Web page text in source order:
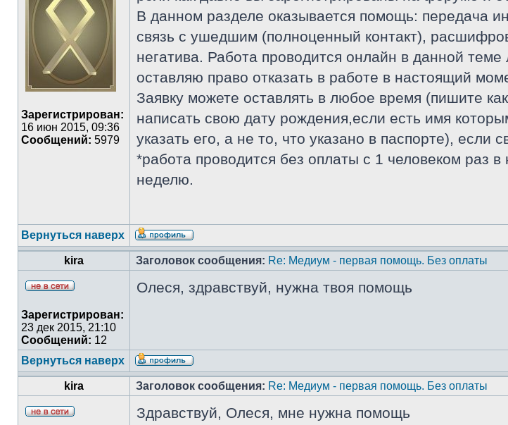
Зарегистрирован:
16 июн 2015, 09:36
Сообщений: 5979
В данном разделе оказывается помощь: передача
связь с ушедшим (полноценный контакт),
негатива. Работа проводится онлайн в данной
оставляю право отказать в работе в настоящий
Заявку можете оставлять в любое время (пишите
написать свою дату рождения,если есть имя
указать его, а не то, что указано в паспорте),
*работа проводится без оплаты с 1 человеком раз
неделю.
Вернуться наверх
kira Заголовок сообщения: Re: Медиум - первая помощь. Без оплаты
Зарегистрирован:
23 дек 2015, 21:10
Сообщений: 12
Олеся, здравствуй, нужна твоя помощь
Вернуться наверх
kira Заголовок сообщения: Re: Медиум - первая помощь. Без оплаты
Здравствуй, Олеся, мне нужна помощь